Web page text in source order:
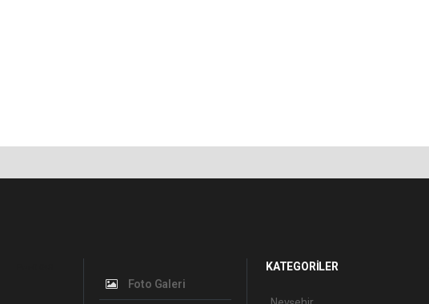
Foto Galeri
KATEGORİLER